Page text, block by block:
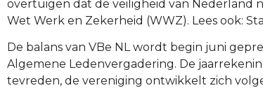
overtuigen dat de veiligheid van Nederland
Wet Werk en Zekerheid (WWZ). Lees ook:
De balans van VBe NL wordt begin juni
Algemene Ledenvergadering. De
tevreden, de vereniging ontwikkelt zich